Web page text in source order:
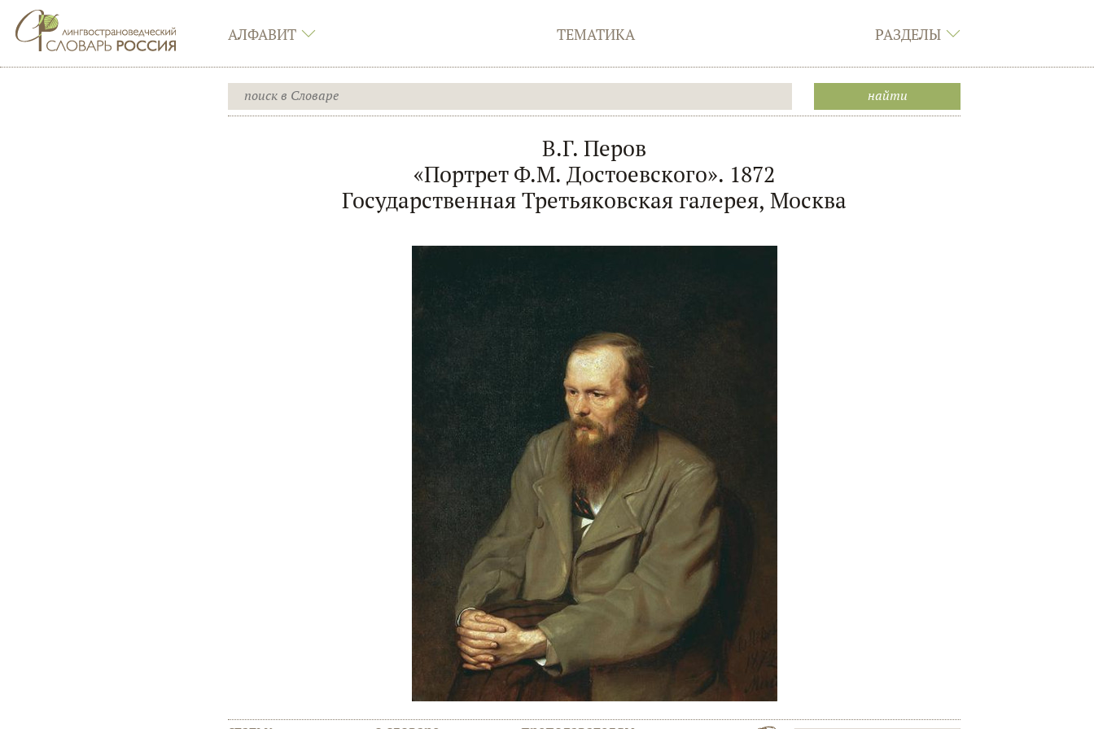
АЛФАВИТ ТЕМАТИКА РАЗДЕЛЫ
В.Г. Перов
«Портрет Ф.М. Достоевского». 1872
Государственная Третьяковская галерея, Москва